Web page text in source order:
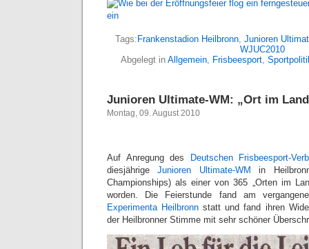
Tags: Frankenstadion Heilbronn, Junioren
WJUC2010
Abgelegt in Allgemein, Frisbeesport,
Junioren Ultimate-WM: „Ort im
Montag, 09. August 2010
Auf Anregung des
Deutschen Frisbeesport-
diesjährigeJunioren Ultimate-WM
in
Championships) als einer von 365 „Orten im
worden. Die Feierstunde fand am
Experimenta Heilbronn statt und fand ihren
der Heilbronner Stimme mit sehr schöner